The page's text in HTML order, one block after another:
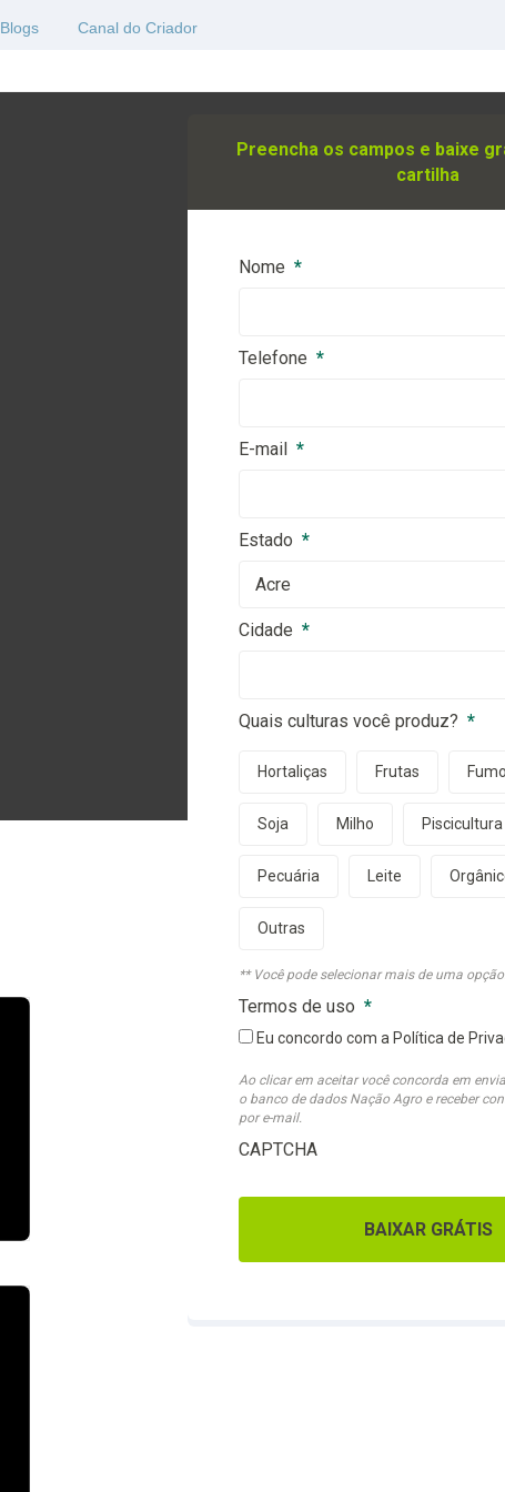
Blogs Canal do Criador
Preencha os campos e baixe
cartilha
Nome *
Telefone *
E-mail *
Estado *
Cidade *
Quais culturas você produz? *
Hortaliças Frutas Fumo
Soja Milho Piscicultura
Pecuária Leite
Outras
** Você pode selecionar mais de uma
Termos de uso *
Eu concordo com a Política de
Ao clicar em aceitar você concorda em
o banco de dados Nação Agro e receber
por e-mail.
CAPTCHA